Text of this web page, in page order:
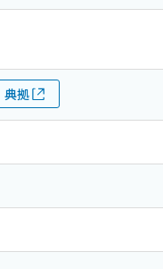
典拠